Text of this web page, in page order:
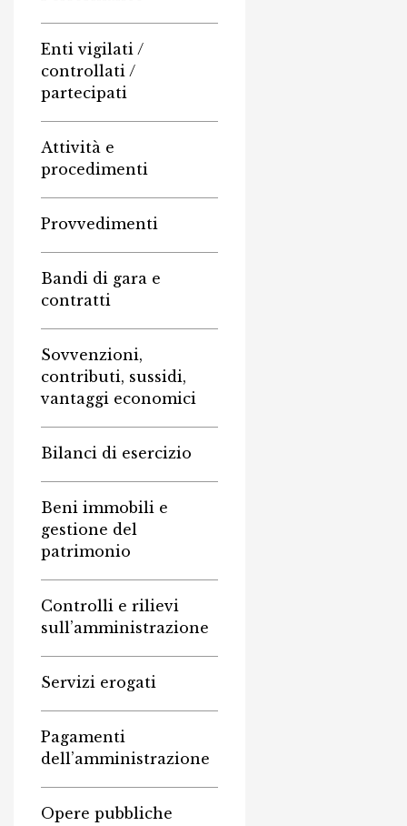
Enti vigilati /
controllati /
partecipati
Attività e
procedimenti
Provvedimenti
Bandi di gara e
contratti
Sovvenzioni,
contributi, sussidi,
vantaggi economici
Bilanci di esercizio
Beni immobili e
gestione del
patrimonio
Controlli e rilievi
sull’amministrazione
Servizi erogati
Pagamenti
dell’amministrazione
Opere pubbliche